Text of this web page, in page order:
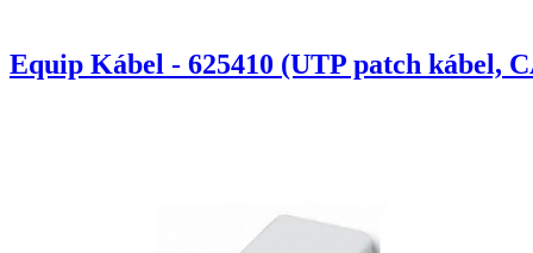
Equip Kábel - 625410 (UTP patch kábel,